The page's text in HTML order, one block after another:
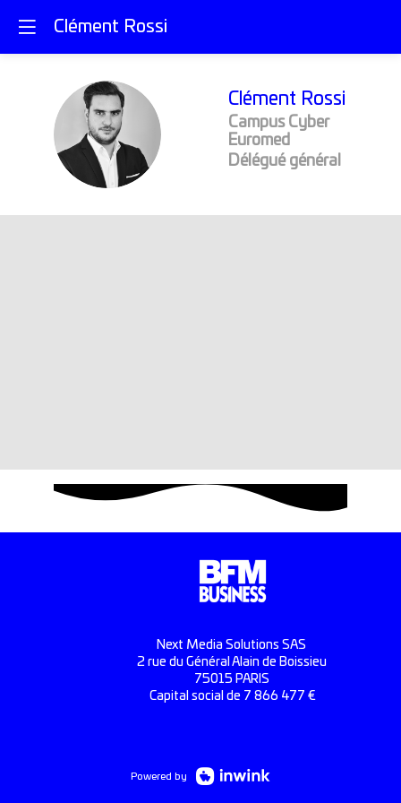
Clément Rossi
CR
Clément Rossi
Campus Cyber
Euromed
Délégué général
Next Media Solutions SAS
2 rue du Général Alain de Boissieu
75015 PARIS
Capital social de 7 866 477 €
Powered by